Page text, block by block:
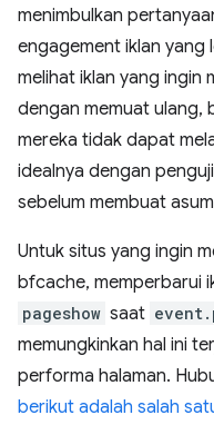
menimbulkan
engagement iklan yang
melihat iklan yang ingin
dengan memuat ulang,
mereka tidak dapat
idealnya dengan
sebelum membuat
Untuk situs yang ingin
bfcache, memperbarui
pageshow saat
memungkinkan hal ini
performa halaman.
berikut adalah salah